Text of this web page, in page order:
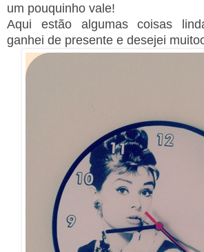
um pouquinho vale!
Aqui estão algumas coisas
ganhei de presente e desejei